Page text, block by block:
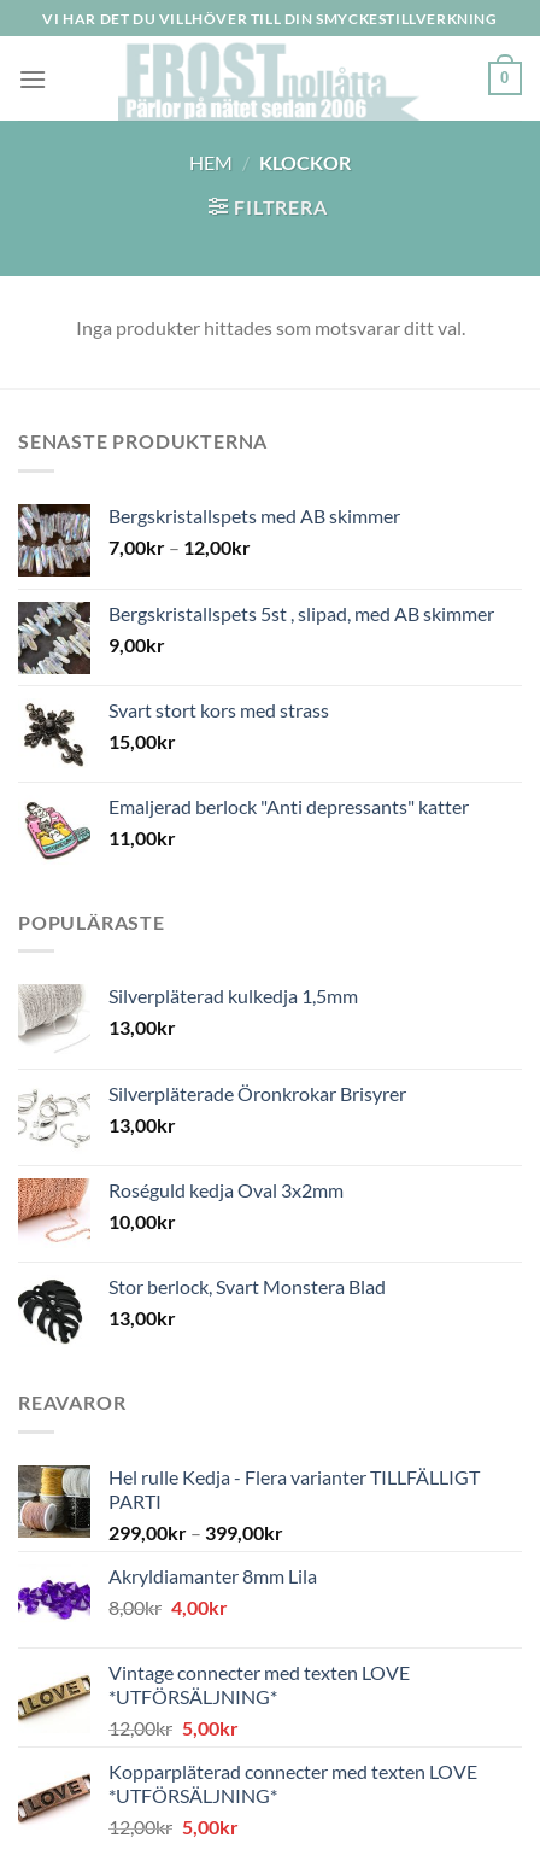
to
content
VI HAR DET DU VILLHÖVER TILL DIN SMYCKESTILLVERKNING
0
HEM / KLOCKOR
FILTRERA
Inga produkter hittades som motsvarar ditt val.
SENASTE PRODUKTERNA
Bergskristallspets med AB skimmer
7,00kr – 12,00kr
Bergskristallspets 5st , slipad, med AB skimmer
9,00kr
Svart stort kors med strass
15,00kr
Emaljerad berlock "Anti depressants" katter
11,00kr
POPULÄRASTE
Silverpläterad kulkedja 1,5mm
13,00kr
Silverpläterade Öronkrokar Brisyrer
13,00kr
Roséguld kedja Oval 3x2mm
10,00kr
Stor berlock, Svart Monstera Blad
13,00kr
REAVAROR
Hel rulle Kedja - Flera varianter TILLFÄLLIGT
PARTI
299,00kr – 399,00kr
Akryldiamanter 8mm Lila
8,00kr Det
var:
8,00kr.
4,00krDet
är:
4,00kr.
Vintage connecter med texten LOVE
*UTFÖRSÄLJNING*
12,00kr Det
priset
var:
12,00kr.
5,00krDet
priset
är:
5,00kr.
Kopparpläterad connecter med texten LOVE
*UTFÖRSÄLJNING*
12,00kr Det
5,00krDet